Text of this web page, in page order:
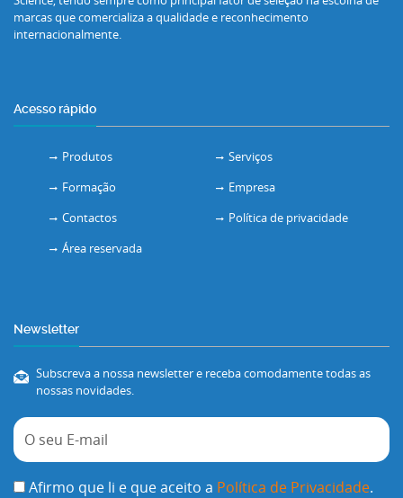
marcas que comercializa a qualidade e reconhecimento
internacionalmente.
Acesso rápido
Produtos
Serviços
Formação
Empresa
Contactos
Política de privacidade
Área reservada
Newsletter
Subscreva a nossa newsletter e receba comodamente todas as
nossas novidades.
Afirmo que li e que aceito a Política de Privacidade.